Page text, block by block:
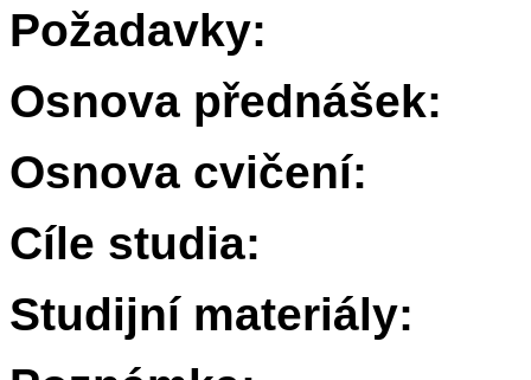
Požadavky:
Osnova přednášek:
Osnova cvičení:
Cíle studia:
Studijní materiály: